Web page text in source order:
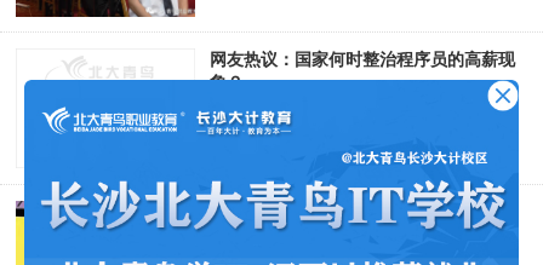
网友热议：国家何时整治程序员的高薪现
象？
21311
2020工资收入排行榜，看看你拖后腿了
吗？